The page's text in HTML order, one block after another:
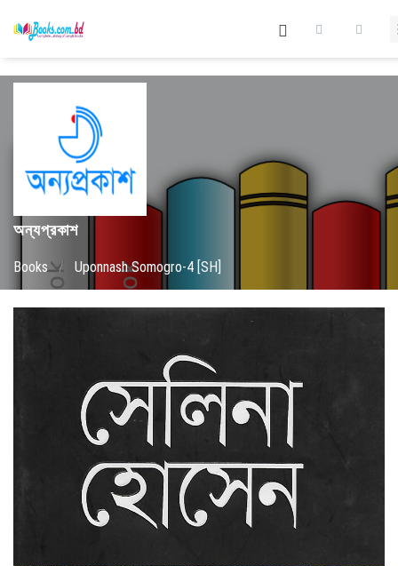
অন্যপ্রকাশ
Books / Uponnash Somogro-4 [SH]